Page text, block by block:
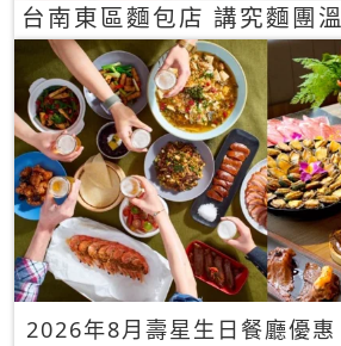
台南東區麵包店 講究麵團
冠軍手作麵包
2026年8月壽星生日餐廳優惠